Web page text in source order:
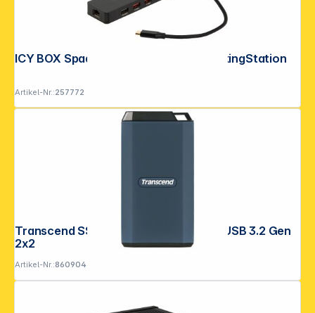
ICY BOX Spade Dock 4038 7-in-1 DockingStation
Artikel-Nr.:257772
Transcend SSD ESD410C 4TB USB-C USB 3.2 Gen
2x2
Artikel-Nr.:860904